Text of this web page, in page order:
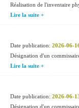
Réalisation de l'inventaire
Lire la suite +
Date publication: 2026-06-
Désignation d'un
Lire la suite +
Date publication: 2026-06-
Désignation d'un